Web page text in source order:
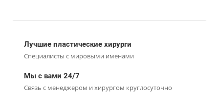
Лучшие пластические хирурги
Специалисты с мировыми именами
Мы с вами 24/7
Связь с менеджером и хирургом круглосуточно